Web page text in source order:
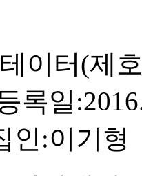
이터(제
록일
인:이기형